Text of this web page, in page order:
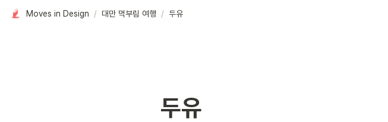
Moves in Design / 대만 먹부림 여행 / 두유
두유